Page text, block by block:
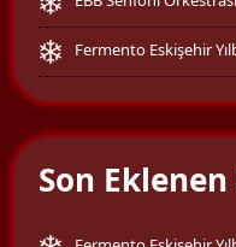
Fermento Eskişehir
Son